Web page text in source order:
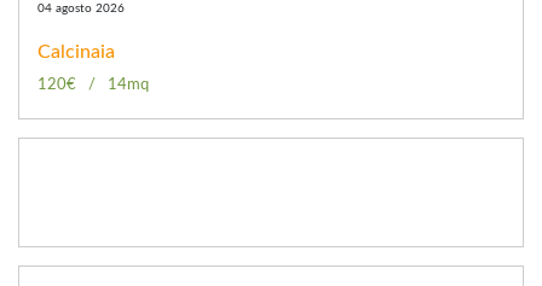
04 agosto 2026
Calcinaia
120€ 14mq